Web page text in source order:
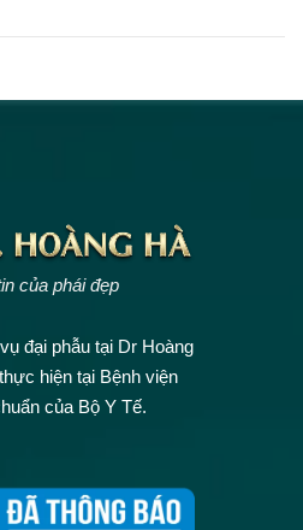
của phái đẹp
đại phẫu tại Dr Hoàng
hiện tại Bệnh viện
của Bộ Y Tế.